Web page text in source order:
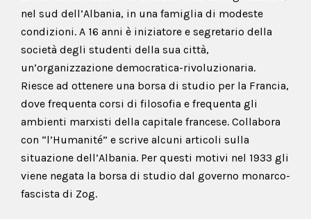
nel sud dell’Albania, in una famiglia di modeste
condizioni. A 16 anni è iniziatore e segretario della
società degli studenti della sua città,
un’organizzazione democratica-rivoluzionaria.
Riesce ad ottenere una borsa di studio per la Francia,
dove frequenta corsi di filosofia e frequenta gli
ambienti marxisti della capitale francese. Collabora
con “l’Humanité” e scrive alcuni articoli sulla
situazione dell’Albania. Per questi motivi nel 1933 gli
viene negata la borsa di studio dal governo monarco-
fascista di Zog.